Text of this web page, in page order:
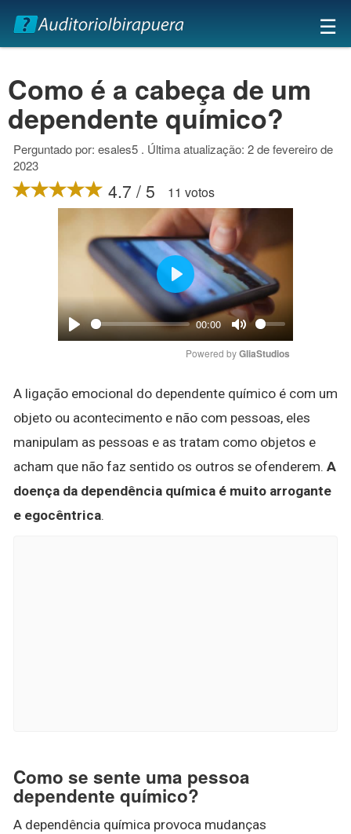
×
☰
Como é a cabeça de um
dependente químico?
Perguntado por: esales5 . Última atualização: 2 de fevereiro de
2023
4.7 / 5 11 votos
Play
00:00
Mute
Play
Powered by GliaStudios
A ligação emocional do dependente químico é com um
objeto ou acontecimento e não com pessoas, eles
manipulam as pessoas e as tratam como objetos e
acham que não faz sentido os outros se ofenderem. A
doença da dependência química é muito arrogante
e egocêntrica.
Como se sente uma pessoa
dependente químico?
A dependência química provoca mudanças